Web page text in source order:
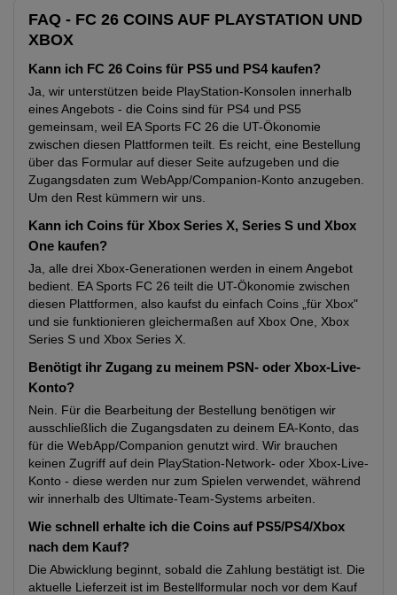
FAQ - FC 26 COINS AUF PLAYSTATION UND
XBOX
Kann ich FC 26 Coins für PS5 und PS4 kaufen?
Ja, wir unterstützen beide PlayStation-Konsolen innerhalb
eines Angebots - die Coins sind für PS4 und PS5
gemeinsam, weil EA Sports FC 26 die UT-Ökonomie
zwischen diesen Plattformen teilt. Es reicht, eine Bestellung
über das Formular auf dieser Seite aufzugeben und die
Zugangsdaten zum WebApp/Companion-Konto anzugeben.
Um den Rest kümmern wir uns.
Kann ich Coins für Xbox Series X, Series S und Xbox
One kaufen?
Ja, alle drei Xbox-Generationen werden in einem Angebot
bedient. EA Sports FC 26 teilt die UT-Ökonomie zwischen
diesen Plattformen, also kaufst du einfach Coins „für Xbox"
und sie funktionieren gleichermaßen auf Xbox One, Xbox
Series S und Xbox Series X.
Benötigt ihr Zugang zu meinem PSN- oder Xbox-Live-
Konto?
Nein. Für die Bearbeitung der Bestellung benötigen wir
ausschließlich die Zugangsdaten zu deinem EA-Konto, das
für die WebApp/Companion genutzt wird. Wir brauchen
keinen Zugriff auf dein PlayStation-Network- oder Xbox-Live-
Konto - diese werden nur zum Spielen verwendet, während
wir innerhalb des Ultimate-Team-Systems arbeiten.
Wie schnell erhalte ich die Coins auf PS5/PS4/Xbox
nach dem Kauf?
Die Abwicklung beginnt, sobald die Zahlung bestätigt ist. Die
aktuelle Lieferzeit ist im Bestellformular noch vor dem Kauf